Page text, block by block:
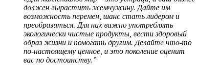
должен вырастить жемчужину. Дайте им
возможность перемен, шанс стать лидером и
преобразиться. Для них важно употреблять
экологически чистые продукты, вести здоровый
образ жизни и помогать другим. Делайте что-то
по-настоящему ценное, и это поколение оценит
вас по достоинству.”